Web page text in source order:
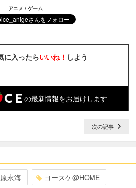
アニメ / ゲーム
に入ったらいいね！ しよう
の最新情報をお届けします
次の記事
永海 ヨースケ@HOME